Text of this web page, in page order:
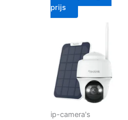
prijs
ip-camera's